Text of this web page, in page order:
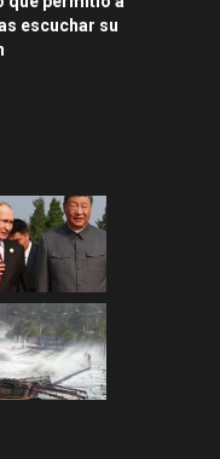
escuchar su